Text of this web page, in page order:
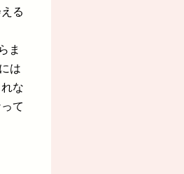
る
ま
は
な
て